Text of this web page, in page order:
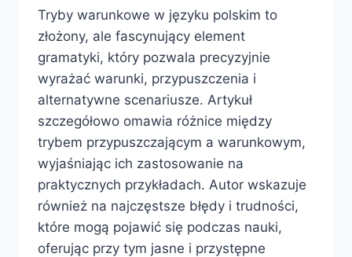
Tryby warunkowe w języku polskim to
złożony, ale fascynujący element
gramatyki, który pozwala precyzyjnie
wyrażać warunki, przypuszczenia i
alternatywne scenariusze. Artykuł
szczegółowo omawia różnice między
trybem przypuszczającym a warunkowym,
wyjaśniając ich zastosowanie na
praktycznych przykładach. Autor wskazuje
również na najczęstsze błędy i trudności,
które mogą pojawić się podczas nauki,
oferując przy tym jasne i przystępne